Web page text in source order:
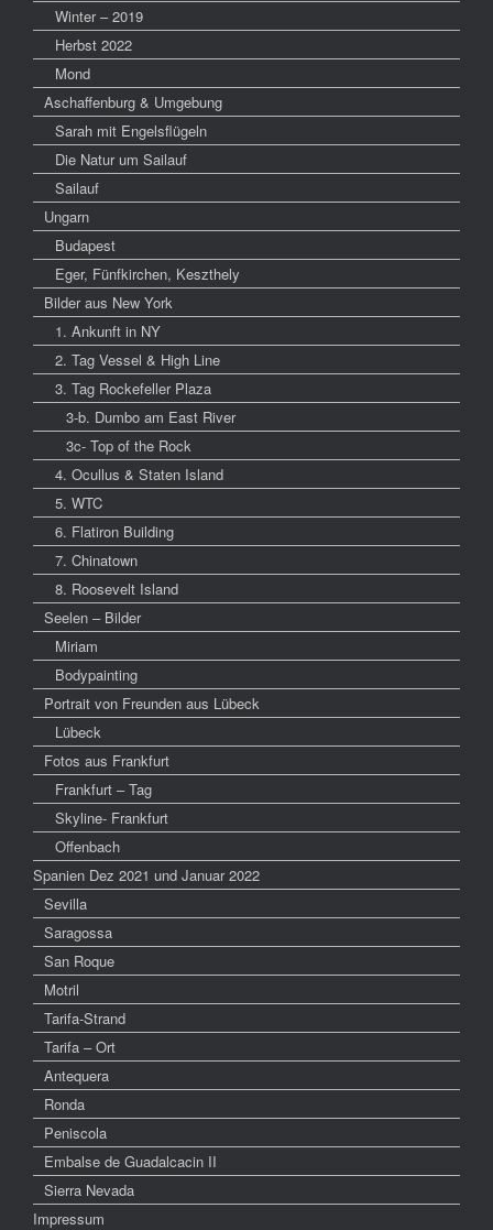
Winter – 2019
Herbst 2022
Mond
Aschaffenburg & Umgebung
Sarah mit Engelsflügeln
Die Natur um Sailauf
Sailauf
Ungarn
Budapest
Eger, Fünfkirchen, Keszthely
Bilder aus New York
1. Ankunft in NY
2. Tag Vessel & High Line
3. Tag Rockefeller Plaza
3-b. Dumbo am East River
3c- Top of the Rock
4. Ocullus & Staten Island
5. WTC
6. Flatiron Building
7. Chinatown
8. Roosevelt Island
Seelen – Bilder
Miriam
Bodypainting
Portrait von Freunden aus Lübeck
Lübeck
Fotos aus Frankfurt
Frankfurt – Tag
Skyline- Frankfurt
Offenbach
Spanien Dez 2021 und Januar 2022
Sevilla
Saragossa
San Roque
Motril
Tarifa-Strand
Tarifa – Ort
Antequera
Ronda
Peniscola
Embalse de Guadalcacin II
Sierra Nevada
Impressum